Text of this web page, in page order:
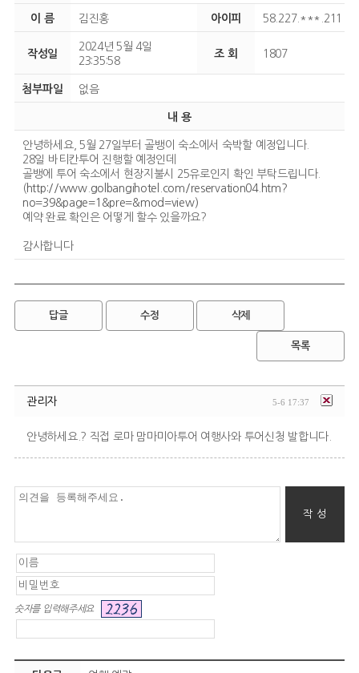
이 름 김진홍 아이피 58.227.***.211
작성일
2024년 5월 4일
23:35:58
조 회 1807
첨부파일 없음
내 용
안녕하세요, 5월 27일부터 골뱅이 숙소에서 숙박할 예정입니다.
28일 바티칸투어 진행할 예정인데
골뱅에 투어 숙소에서 현장지불시 25유로인지 확인 부탁드립니다.
( http://www.golbangihotel.com/reservation04.htm?
no=39&page=1&pre=&mod=view)
예약 완료 확인은 어떻게 할수 있을까요?
감사합니다
답글 수정 삭제
목록
관리자 5-6 17:37
안녕하세요.? 직접 로마 맘마미아투어 여행사와 투어신청 발합니다.
숫자를 입력해주세요